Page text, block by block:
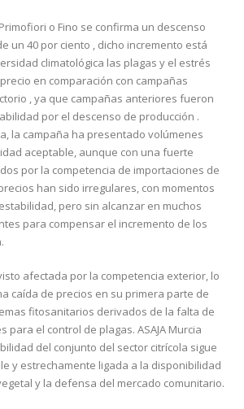
o Fino se confirma un descenso
un 40 por ciento , dicho incremento está
climatológica las plagas y el estrés
en comparación con campañas
, ya que campañas anteriores fueron
por el descenso de producción .
la campaña ha presentado volúmenes
aceptable, aunque con una fuerte
por la competencia de importaciones de
han sido irregulares, con momentos
pero sin alcanzar en muchos
para compensar el incremento de los
afectada por la competencia exterior, lo
caída de precios en su primera parte de
fitosanitarios derivados de la falta de
para el control de plagas. ASAJA Murcia
del conjunto del sector citrícola sigue
y estrechamente ligada a la disponibilidad
y la defensa del mercado comunitario.